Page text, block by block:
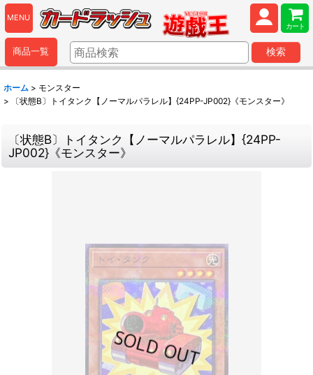
MENU
カート
商品一覧 検索
ホーム > モンスター
>
〔状態B〕トイタンク【ノーマルパラレル】{24PP-JP002}《モンスター》
〔状態B〕トイタンク【ノーマルパラレル】{24PP-
JP002}《モンスター》